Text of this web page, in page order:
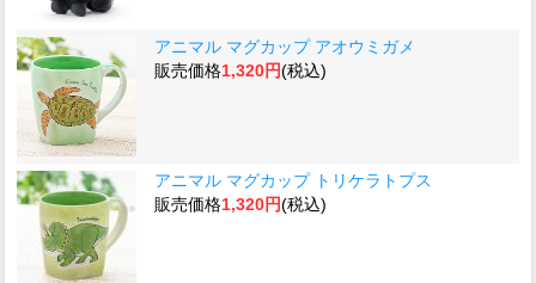
アニマル マグカップ アオウミガメ
販売価格1,320円(税込)
アニマル マグカップ トリケラトプス
販売価格1,320円(税込)